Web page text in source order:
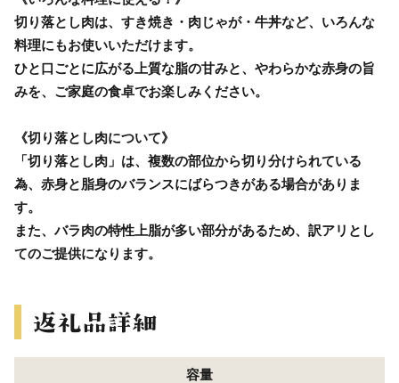
切り落とし肉は、すき焼き・肉じゃが・牛丼など、いろんな
料理にもお使いいただけます。
ひと口ごとに広がる上質な脂の甘みと、やわらかな赤身の旨
みを、ご家庭の食卓でお楽しみください。
《切り落とし肉について》
「切り落とし肉」は、複数の部位から切り分けられている
為、赤身と脂身のバランスにばらつきがある場合がありま
す。
また、バラ肉の特性上脂が多い部分があるため、訳アリとし
てのご提供になります。
容量